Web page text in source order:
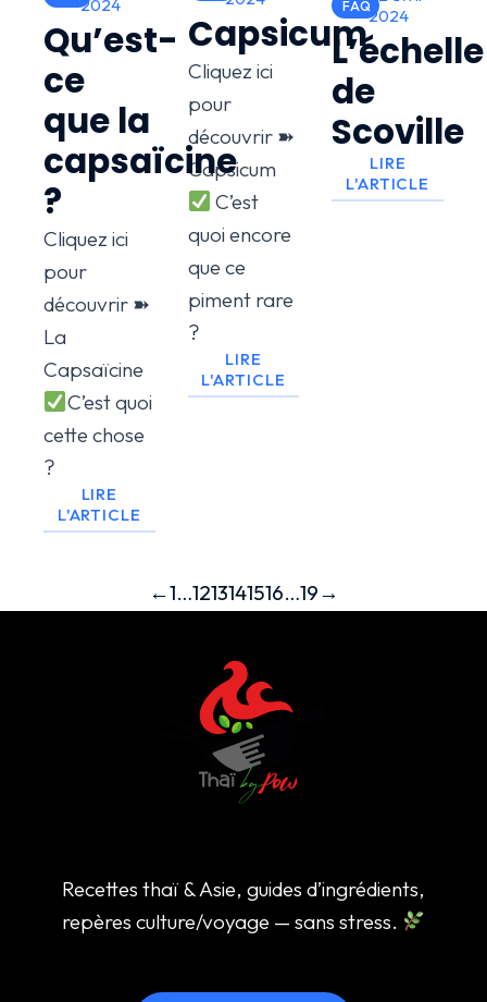
2024
Qu’est-
ce
que la
capsaïcine
?
Cliquez ici
pour
découvrir ➽
La
Capsaïcine
C’est quoi
cette chose
?
LIRE
L'ARTICLE
Capsicum
Cliquez ici
pour
découvrir ➽
Capsicum
C’est
quoi encore
que ce
piment rare
?
LIRE
L'ARTICLE
FAQ2024
L’échelle
de
Scoville
LIRE
L'ARTICLE
←1…1213141516…19→
Recettes thaï & Asie, guides d’ingrédients,
repères culture/voyage — sans stress.